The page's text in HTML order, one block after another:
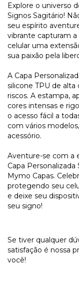
Explore o universo
Signos Sagitário!
seu espírito
vibrante capturam a
celular uma
sua paixão pela
A Capa
silicone TPU de
riscos. A estampa,
cores intensas e
o acesso fácil a
com vários
acessório.
Aventure-se com a
Capa
Mymo Capas.
protegendo seu
e deixe seu
seu signo!
Se tiver qualquer
satisfação é nossa
você!